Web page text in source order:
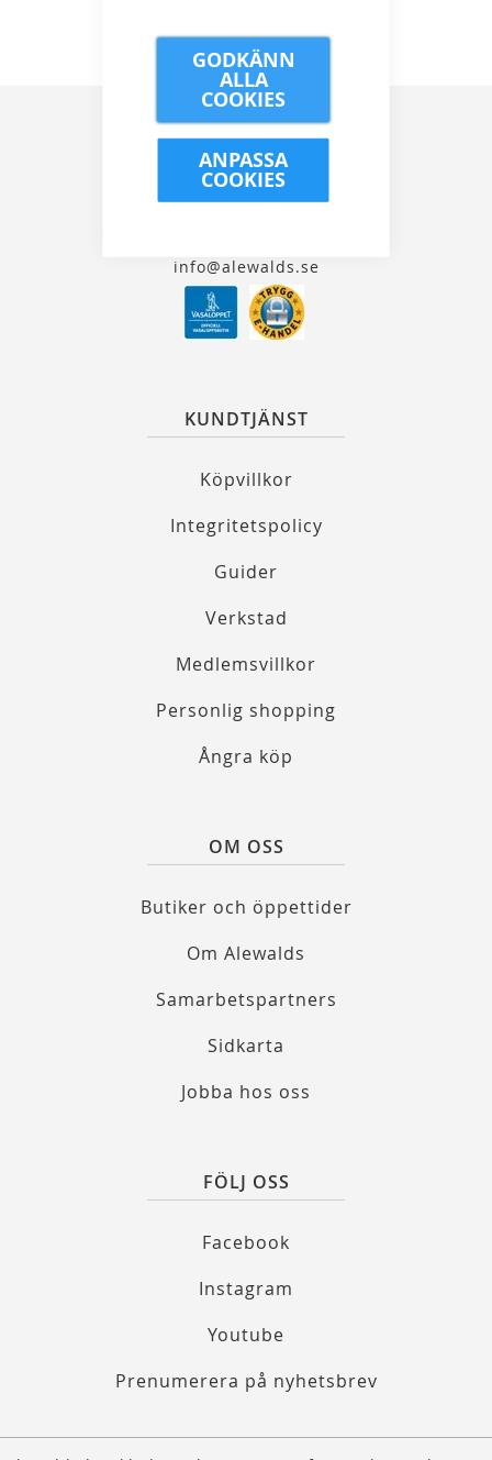
GODKÄNN
ALLA
COOKIES
ANPASSA
COOKIES
Kungsgatan 32, 111 35 Stockholm
info@alewalds.se
KUNDTJÄNST
Köpvillkor
Integritetspolicy
Guider
Verkstad
Medlemsvillkor
Personlig shopping
Ångra köp
OM OSS
Butiker och öppettider
Om Alewalds
Samarbetspartners
Sidkarta
Jobba hos oss
FÖLJ OSS
Facebook
Instagram
Youtube
Prenumerera på nyhetsbrev